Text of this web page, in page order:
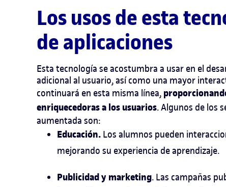
Los usos de esta
de aplicaciones
Esta tecnología se acostumbra a usar en el
adicional al usuario, así como una mayor
continuará en esta misma línea,
enriquecedoras a los usuarios. Algunos de los
aumentada son:
Educación. Los alumnos pueden
mejorando su experiencia de aprendizaje.
Publicidad y marketing. Las campañas